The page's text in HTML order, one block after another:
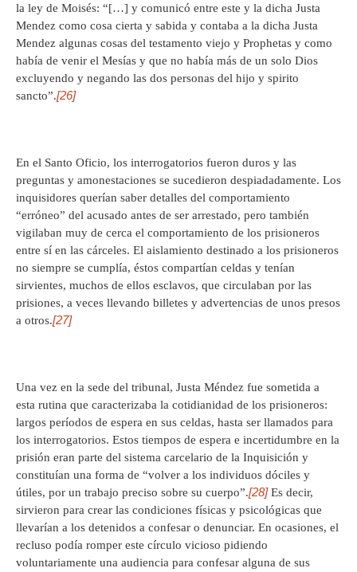
la ley de Moisés: “[…] y comunicó entre este y la dicha Justa
Mendez como cosa cierta y sabida y contaba a la dicha Justa
Mendez algunas cosas del testamento viejo y Prophetas y como
había de venir el Mesías y que no había más de un solo Dios
excluyendo y negando las dos personas del hijo y spirito
sancto”.[26]
En el Santo Oficio, los interrogatorios fueron duros y las
preguntas y amonestaciones se sucedieron despiadadamente. Los
inquisidores querían saber detalles del comportamiento
“erróneo” del acusado antes de ser arrestado, pero también
vigilaban muy de cerca el comportamiento de los prisioneros
entre sí en las cárceles. El aislamiento destinado a los prisioneros
no siempre se cumplía, éstos compartían celdas y tenían
sirvientes, muchos de ellos esclavos, que circulaban por las
prisiones, a veces llevando billetes y advertencias de unos presos
a otros.[27]
Una vez en la sede del tribunal, Justa Méndez fue sometida a
esta rutina que caracterizaba la cotidianidad de los prisioneros:
largos períodos de espera en sus celdas, hasta ser llamados para
los interrogatorios. Estos tiempos de espera e incertidumbre en la
prisión eran parte del sistema carcelario de la Inquisición y
constituían una forma de “volver a los individuos dóciles y
útiles, por un trabajo preciso sobre su cuerpo”.[28]Es decir,
sirvieron para crear las condiciones físicas y psicológicas que
llevarían a los detenidos a confesar o denunciar. En ocasiones, el
recluso podía romper este círculo vicioso pidiendo
voluntariamente una audiencia para confesar alguna de sus